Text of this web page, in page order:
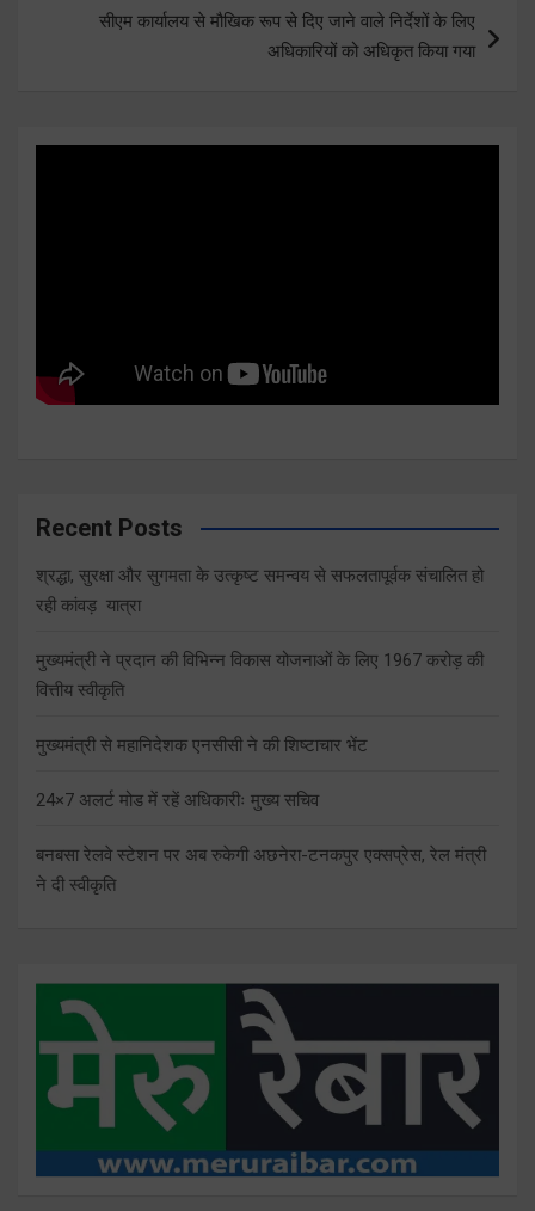
सीएम कार्यालय से मौखिक रूप से दिए जाने वाले निर्देशों के लिए
अधिकारियों को अधिकृत किया गया
Recent Posts
श्रद्धा, सुरक्षा और सुगमता के उत्कृष्ट समन्वय से सफलतापूर्वक संचालित हो
रही कांवड़ यात्रा
मुख्यमंत्री ने प्रदान की विभिन्न विकास योजनाओं के लिए 1967 करोड़ की
वित्तीय स्वीकृति
मुख्यमंत्री से महानिदेशक एनसीसी ने की शिष्टाचार भेंट
24×7 अलर्ट मोड में रहें अधिकारीः मुख्य सचिव
बनबसा रेलवे स्टेशन पर अब रुकेगी अछनेरा-टनकपुर एक्सप्रेस, रेल मंत्री
ने दी स्वीकृति